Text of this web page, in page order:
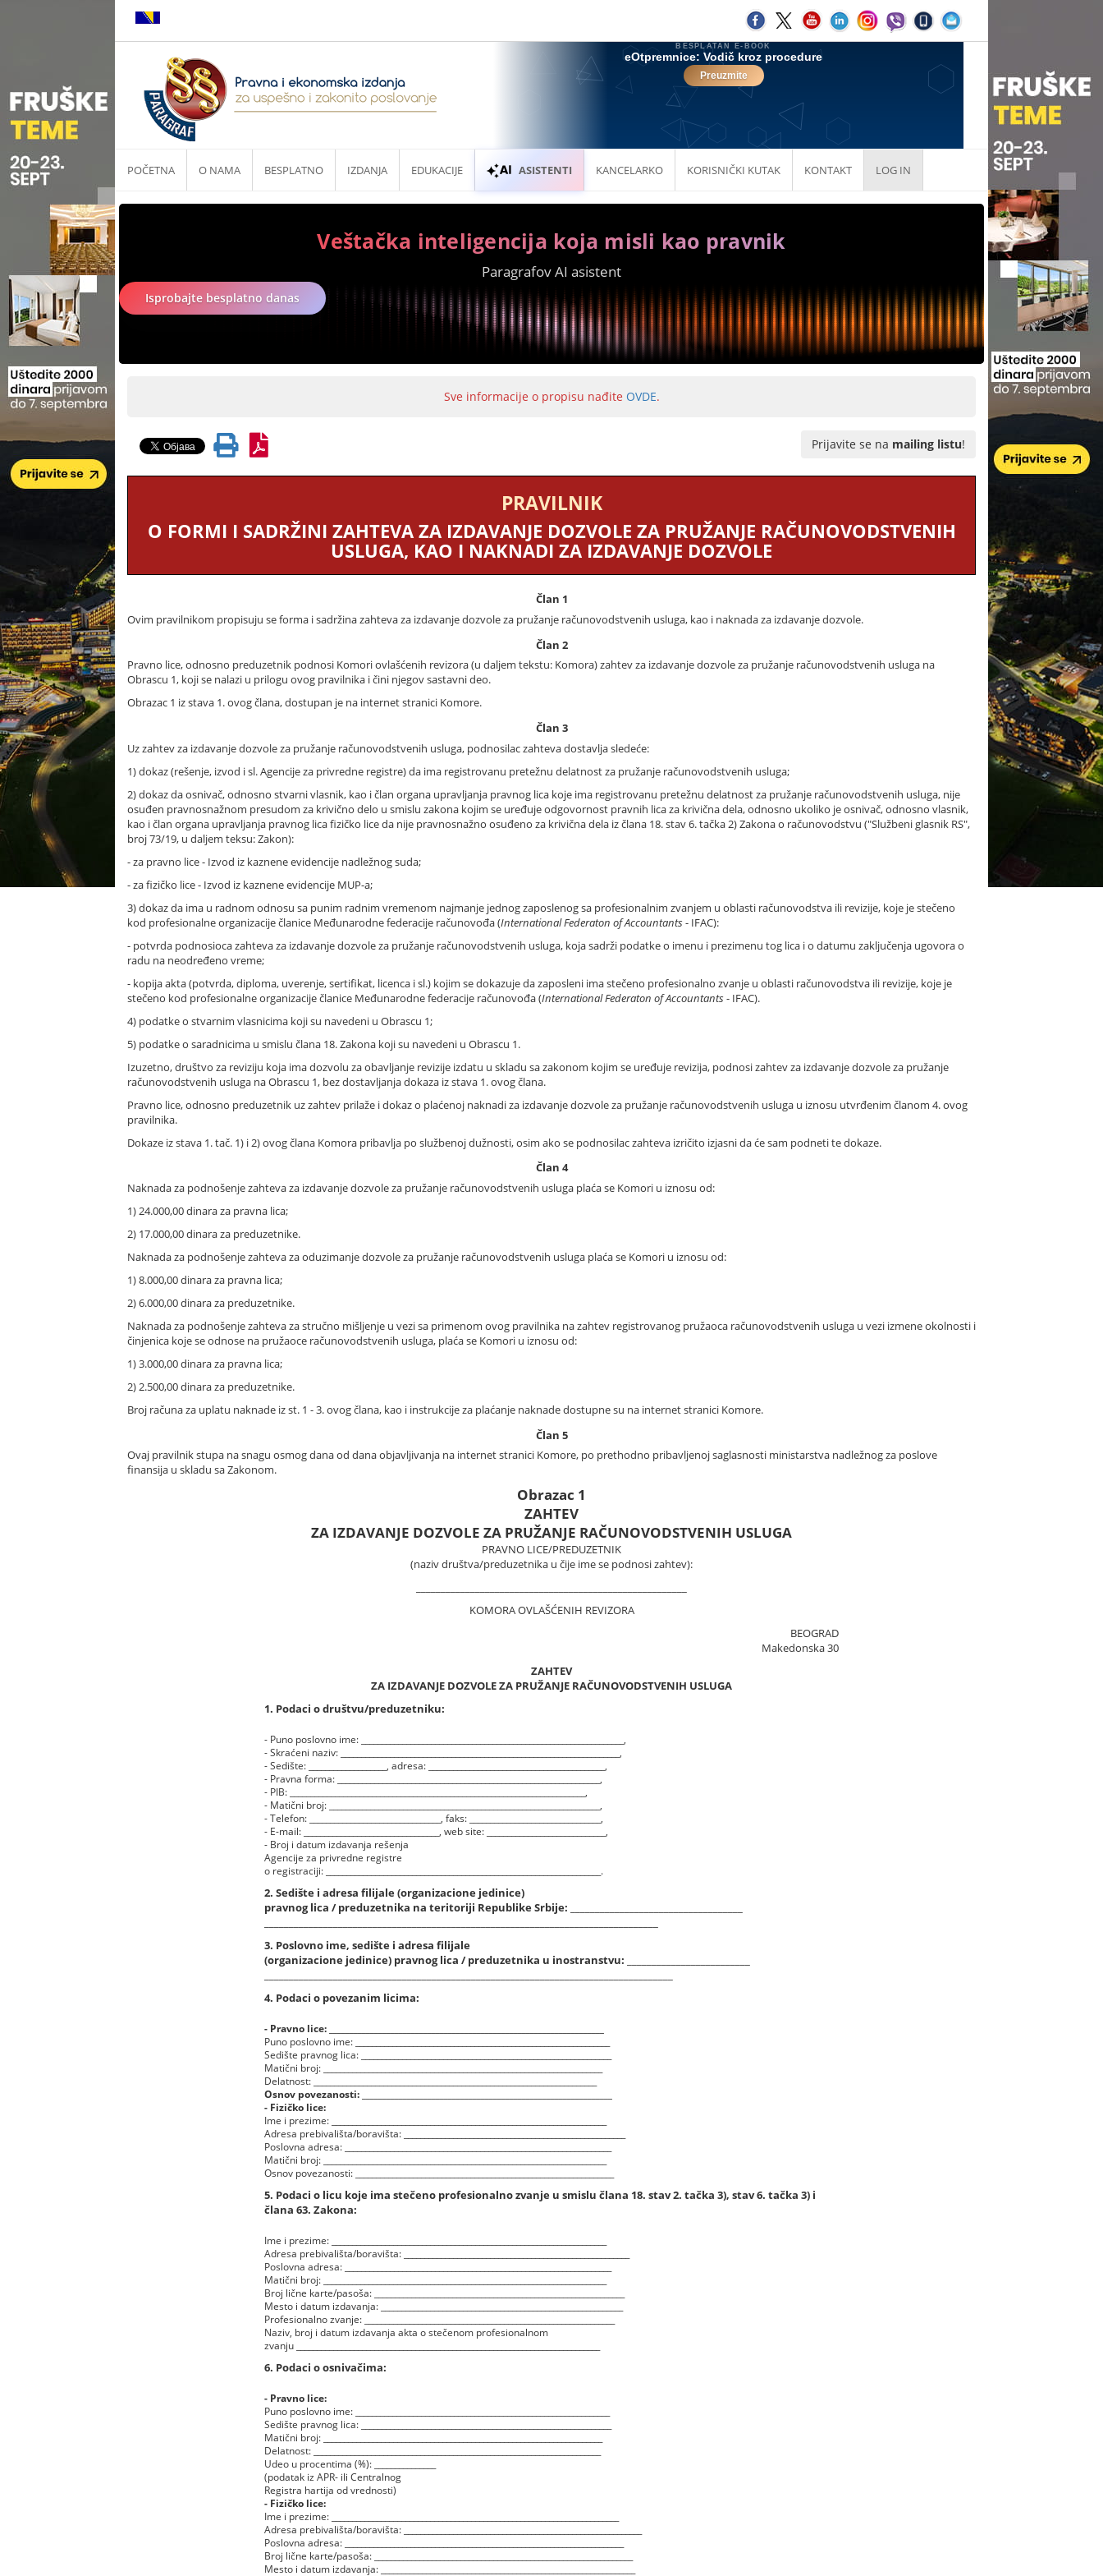
POČETNA O NAMA BESPLATNO IZDANJA EDUKACIJE ASISTENTI KANCELARKO KORISNIČKI KUTAK KONTAKT LOG IN
Veštačka inteligencija koja misli kao pravnik
Paragrafov AI asistent
Isprobajte besplatno danas
Sve informacije o propisu nađite OVDE.
Prijavite se na mailing listu!
PRAVILNIK
O FORMI I SADRŽINI ZAHTEVA ZA IZDAVANJE DOZVOLE ZA PRUŽANJE RAČUNOVODSTVENIH
USLUGA, KAO I NAKNADI ZA IZDAVANJE DOZVOLE
Član 1
Ovim pravilnikom propisuju se forma i sadržina zahteva za izdavanje dozvole za pružanje računovodstvenih usluga, kao i naknada za izdavanje dozvole.
Član 2
Pravno lice, odnosno preduzetnik podnosi Komori ovlašćenih revizora (u daljem tekstu: Komora) zahtev za izdavanje dozvole za pružanje računovodstvenih usluga na
Obrascu 1, koji se nalazi u prilogu ovog pravilnika i čini njegov sastavni deo.
Obrazac 1 iz stava 1. ovog člana, dostupan je na internet stranici Komore.
Član 3
Uz zahtev za izdavanje dozvole za pružanje računovodstvenih usluga, podnosilac zahteva dostavlja sledeće:
1) dokaz (rešenje, izvod i sl. Agencije za privredne registre) da ima registrovanu pretežnu delatnost za pružanje računovodstvenih usluga;
2) dokaz da osnivač, odnosno stvarni vlasnik, kao i član organa upravljanja pravnog lica koje ima registrovanu pretežnu delatnost za pružanje računovodstvenih usluga, nije
osuđen pravnosnažnom presudom za krivično delo u smislu zakona kojim se uređuje odgovornost pravnih lica za krivična dela, odnosno ukoliko je osnivač, odnosno vlasnik,
kao i član organa upravljanja pravnog lica fizičko lice da nije pravnosnažno osuđeno za krivična dela iz člana 18. stav 6. tačka 2) Zakona o računovodstvu ("Službeni glasnik RS",
broj 73/19, u daljem teksu: Zakon):
- za pravno lice - Izvod iz kaznene evidencije nadležnog suda;
- za fizičko lice - Izvod iz kaznene evidencije MUP-a;
3) dokaz da ima u radnom odnosu sa punim radnim vremenom najmanje jednog zaposlenog sa profesionalnim zvanjem u oblasti računovodstva ili revizije, koje je stečeno
kod profesionalne organizacije članice Međunarodne federacije računovođa (International Federaton of Accountants- IFAC):
- potvrda podnosioca zahteva za izdavanje dozvole za pružanje računovodstvenih usluga, koja sadrži podatke o imenu i prezimenu tog lica i o datumu zaključenja ugovora o
radu na neodređeno vreme;
- kopija akta (potvrda, diploma, uverenje, sertifikat, licenca i sl.) kojim se dokazuje da zaposleni ima stečeno profesionalno zvanje u oblasti računovodstva ili revizije, koje je
stečeno kod profesionalne organizacije članice Međunarodne federacije računovođa (International Federaton of Accountants- IFAC).
4) podatke o stvarnim vlasnicima koji su navedeni u Obrascu 1;
5) podatke o saradnicima u smislu člana 18. Zakona koji su navedeni u Obrascu 1.
Izuzetno, društvo za reviziju koja ima dozvolu za obavljanje revizije izdatu u skladu sa zakonom kojim se uređuje revizija, podnosi zahtev za izdavanje dozvole za pružanje
računovodstvenih usluga na Obrascu 1, bez dostavljanja dokaza iz stava 1. ovog člana.
Pravno lice, odnosno preduzetnik uz zahtev prilaže i dokaz o plaćenoj naknadi za izdavanje dozvole za pružanje računovodstvenih usluga u iznosu utvrđenim članom 4. ovog
pravilnika.
Dokaze iz stava 1. tač. 1) i 2) ovog člana Komora pribavlja po službenoj dužnosti, osim ako se podnosilac zahteva izričito izjasni da će sam podneti te dokaze.
Član 4
Naknada za podnošenje zahteva za izdavanje dozvole za pružanje računovodstvenih usluga plaća se Komori u iznosu od:
1) 24.000,00 dinara za pravna lica;
2) 17.000,00 dinara za preduzetnike.
Naknada za podnošenje zahteva za oduzimanje dozvole za pružanje računovodstvenih usluga plaća se Komori u iznosu od:
1) 8.000,00 dinara za pravna lica;
2) 6.000,00 dinara za preduzetnike.
Naknada za podnošenje zahteva za stručno mišljenje u vezi sa primenom ovog pravilnika na zahtev registrovanog pružaoca računovodstvenih usluga u vezi izmene okolnosti i
činjenica koje se odnose na pružaoce računovodstvenih usluga, plaća se Komori u iznosu od:
1) 3.000,00 dinara za pravna lica;
2) 2.500,00 dinara za preduzetnike.
Broj računa za uplatu naknade iz st. 1 - 3. ovog člana, kao i instrukcije za plaćanje naknade dostupne su na internet stranici Komore.
Član 5
Ovaj pravilnik stupa na snagu osmog dana od dana objavljivanja na internet stranici Komore, po prethodno pribavljenoj saglasnosti ministarstva nadležnog za poslove
finansija u skladu sa Zakonom.
Obrazac 1
ZAHTEV
ZA IZDAVANJE DOZVOLE ZA PRUŽANJE RAČUNOVODSTVENIH USLUGA
PRAVNO LICE/PREDUZETNIK
(naziv društva/preduzetnika u čije ime se podnosi zahtev):
KOMORA OVLAŠĆENIH REVIZORA
BEOGRAD
Makedonska 30
ZAHTEV
ZA IZDAVANJE DOZVOLE ZA PRUŽANJE RAČUNOVODSTVENIH USLUGA
1. Podaci o društvu/preduzetniku:
- Puno poslovno ime: ________________________________________________________________,
- Skraćeni naziv: ____________________________________________________________________,
- Sedište: ___________________, adresa: ___________________________________________,
- Pravna forma: ________________________________________________________________,
- PIB: ________________________________________________________________________,
- Matični broj: __________________________________________________________________,
- Telefon: ________________________________, faks: ________________________________,
- E-mail: _________________________________, web site: _____________________________,
- Broj i datum izdavanja rešenja
Agencije za privredne registre
o registraciji: ___________________________________________________________________.
2. Sedište i adresa filijale (organizacione jedinice)
pravnog lica / preduzetnika na teritoriji Republike Srbije:
3. Poslovno ime, sedište i adresa filijale
(organizacione jedinice) pravnog lica / preduzetnika u inostranstvu:
4. Podaci o povezanim licima:
- Pravno lice: ___________________________________________________________________
Puno poslovno ime: ______________________________________________________________
Sedište pravnog lica: _____________________________________________________________
Matični broj: ____________________________________________________________________
Delatnost: _____________________________________________________________________
Osnov povezanosti: _____________________________________________________________
- Fizičko lice:
Ime i prezime: ___________________________________________________________________
Adresa prebivališta/boravišta: ______________________________________________________
Poslovna adresa: _________________________________________________________________
Matični broj: _____________________________________________________________________
Osnov povezanosti: _______________________________________________________________
5. Podaci o licu koje ima stečeno profesionalno zvanje u smislu člana 18. stav 2. tačka 3), stav 6. tačka 3) i
člana 63. Zakona:
Ime i prezime: ___________________________________________________________________
Adresa prebivališta/boravišta: _______________________________________________________
Poslovna adresa: _________________________________________________________________
Matični broj: _____________________________________________________________________
Broj lične karte/pasoša: _____________________________________________________________
Mesto i datum izdavanja: ___________________________________________________________
Profesionalno zvanje: _____________________________________________________________
Naziv, broj i datum izdavanja akta o stečenom profesionalnom
zvanju __________________________________________________________________________
6. Podaci o osnivačima:
- Pravno lice:
Puno poslovno ime: ______________________________________________________________
Sedište pravnog lica: _____________________________________________________________
Matični broj: ____________________________________________________________________
Delatnost: ______________________________________________________________________
Udeo u procentima (%): _______________
(podatak iz APR- ili Centralnog
Registra hartija od vrednosti)
- Fizičko lice:
Ime i prezime: ______________________________________________________________________
Adresa prebivališta/boravišta: __________________________________________________________
Poslovna adresa: ____________________________________________________________________
Broj lične karte/pasoša: _______________________________________________________________
Mesto i datum izdavanja: ______________________________________________________________